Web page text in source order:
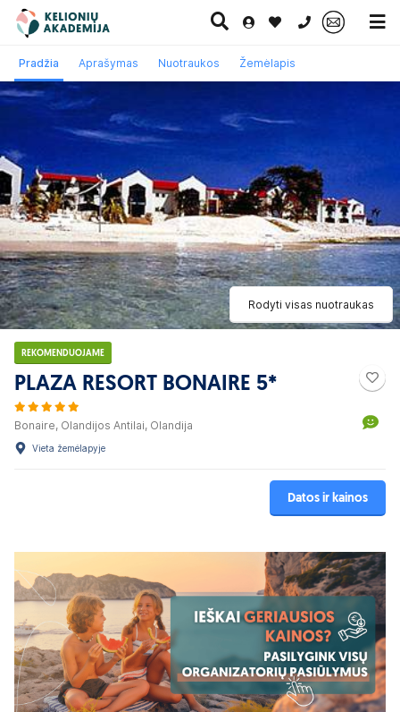
0 700 11007
Pažintinės
kelionės
Egzotinės
Rodyti visas nuotraukas
REKOMENDUOJAME
PLAZA RESORT BONAIRE 5*
Bonaire, Olandijos Antilai, Olandija
Vieta žemėlapyje
Datos ir kainos
Pradžia Aprašymas Nuotraukos Žemėlapis